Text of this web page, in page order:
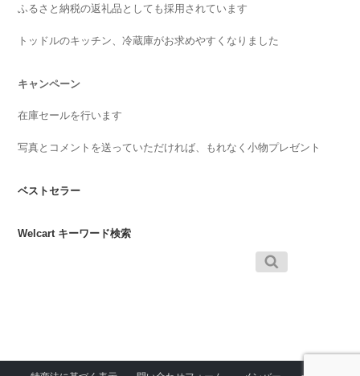
ふるさと納税の返礼品としても採用されています
トッドルのキッチン、冷蔵庫がお求めやすくなりました
キャンペーン
在庫セールを行います
写真とコメントを送っていただければ、もれなく小物プレゼント
ベストセラー
Welcart キーワード検索